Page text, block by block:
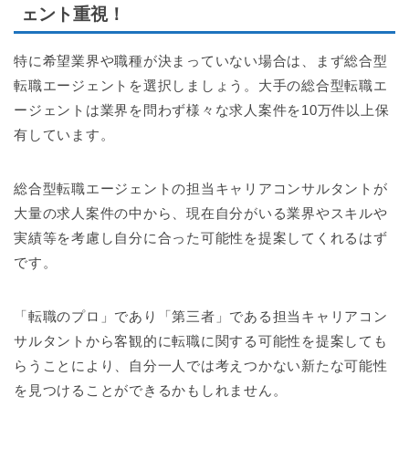
ェント重視！
特に希望業界や職種が決まっていない場合は、まず総合型
転職エージェントを選択しましょう。大手の総合型転職エ
ージェントは業界を問わず様々な求人案件を10万件以上保
有しています。
総合型転職エージェントの担当キャリアコンサルタントが
大量の求人案件の中から、現在自分がいる業界やスキルや
実績等を考慮し自分に合った可能性を提案してくれるはず
です。
「転職のプロ」であり「第三者」である担当キャリアコン
サルタントから客観的に転職に関する可能性を提案しても
らうことにより、自分一人では考えつかない新たな可能性
を見つけることができるかもしれません。